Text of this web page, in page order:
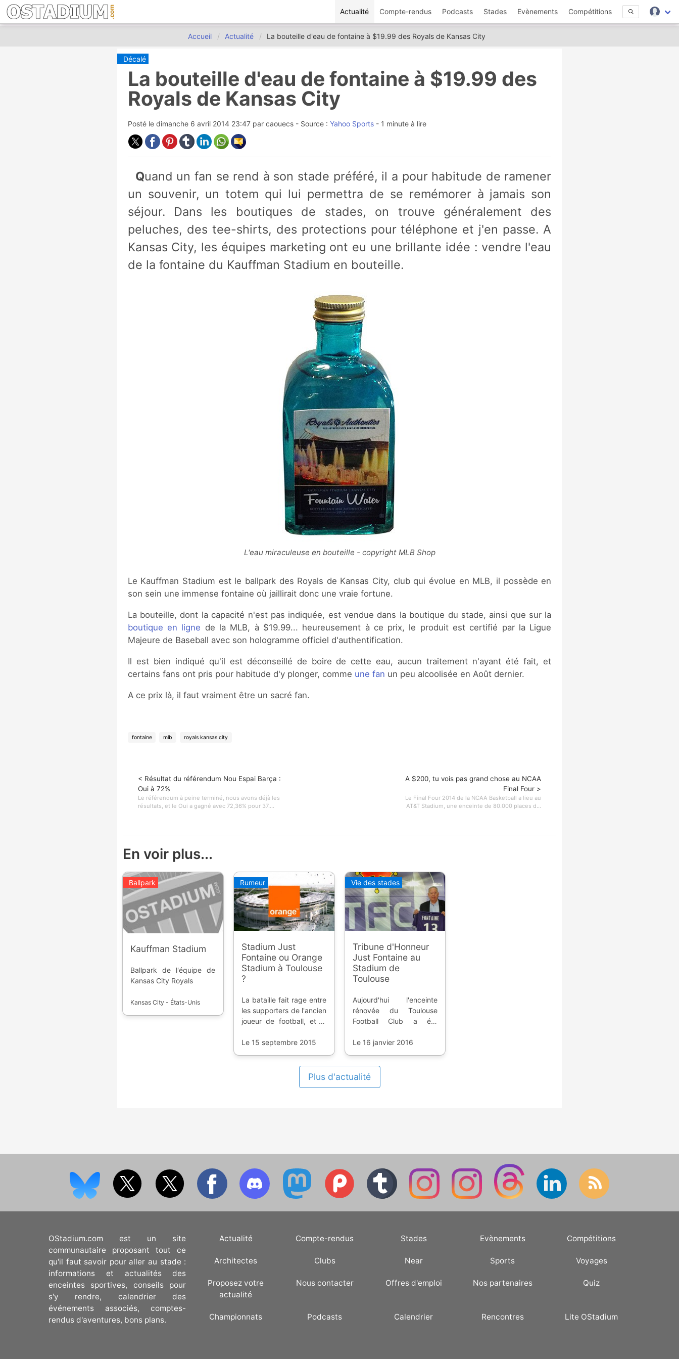
Actualité Compte-rendus Podcasts Stades Evènements Compétitions
Accueil Actualité La bouteille d'eau de fontaine à $19.99 des Royals de Kansas City
Décalé
La bouteille d'eau de fontaine à $19.99 des
Royals de Kansas City
Posté le dimanche 6 avril 2014 23:47 par caouecs - Source : Yahoo Sports- 1 minute à lire
Quand un fan se rend à son stade préféré, il a pour habitude de ramener
un souvenir, un totem qui lui permettra de se remémorer à jamais son
séjour. Dans les boutiques de stades, on trouve généralement des
peluches, des tee-shirts, des protections pour téléphone et j'en passe. A
Kansas City, les équipes marketing ont eu une brillante idée : vendre l'eau
de la fontaine du Kauffman Stadium en bouteille.
L'eau miraculeuse en bouteille - copyright MLB Shop
Le Kauffman Stadium est le ballpark des Royals de Kansas City, club qui évolue en MLB, il possède en
son sein une immense fontaine où jaillirait donc une vraie fortune.
La bouteille, dont la capacité n'est pas indiquée, est vendue dans la boutique du stade, ainsi que sur la
boutique en ligne de la MLB, à $19.99... heureusement à ce prix, le produit est certifié par la Ligue
Majeure de Baseball avec son hologramme officiel d'authentification.
Il est bien indiqué qu'il est déconseillé de boire de cette eau, aucun traitement n'ayant été fait, et
certains fans ont pris pour habitude d'y plonger, comme une fan un peu alcoolisée en Août dernier.
A ce prix là, il faut vraiment être un sacré fan.
fontaine mlb royals kansas city
< Résultat du référendum Nou Espai Barça :
Oui à 72%
Le référendum à peine terminé, nous avons déjà les
résultats, et le Oui a gagné avec 72,36% pour 37....
A $200, tu vois pas grand chose au NCAA
Final Four >
Le Final Four 2014 de la NCAA Basketball a lieu au
AT&T Stadium, une enceinte de 80.000 places d...
En voir plus...
Ballpark
Kauffman Stadium
Ballpark de l'équipe de
Kansas City Royals
Kansas City - États-Unis
Rumeur
Stadium Just
Fontaine ou Orange
Stadium à Toulouse
?
La bataille fait rage entre
les supporters de l'ancien
joueur de football, et le
veut un naming pour le
Le 15 septembre 2015
Vie des stades
Tribune d'Honneur
Just Fontaine au
Stadium de
Toulouse
Aujourd'hui l'enceinte
rénovée du Toulouse
Football Club a été
face au PSG. Et une
sur une seule phase
finale de Coupe du
Le 16 janvier 2016
Plus d'actualité
OStadium.com est un site
communautaire proposant tout ce
qu'il faut savoir pour aller au stade :
informations et actualités des
enceintes sportives, conseils pour
s'y rendre, calendrier des
événements associés, comptes-
rendus d'aventures, bons plans.
Actualité Compte-rendus Stades Evènements Compétitions
Architectes Clubs Near Sports Voyages
Proposez votre
actualité
Nous contacter Offres d'emploi Nos partenaires Quiz
Championnats Podcasts Calendrier Rencontres Lite OStadium